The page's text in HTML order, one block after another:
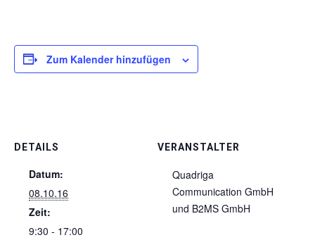
Zum Kalender hinzufügen
DETAILS
Datum:
08.10.16
Zeit:
9:30 - 17:00
VERANSTALTER
Quadriga
Communication GmbH
und B2MS GmbH